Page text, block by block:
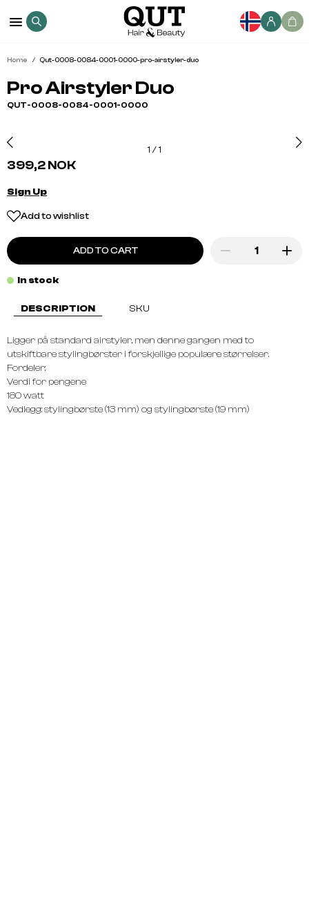
Home Qut-0008-0084-0001-0000-pro-airstyler-duo
Pro Airstyler Duo
QUT-0008-0084-0001-0000
1 /1
399,2 NOK
Sign Up
Add to wishlist
ADD TO CART
In stock
DESCRIPTION SKU
Ligger på standard airstyler, men denne gangen med to
utskiftbare stylingbørster i forskjellige populære størrelser.
Fordeler:
Verdi for pengene
180 watt
Vedlegg: stylingbørste (13 mm) og stylingbørste (19 mm)